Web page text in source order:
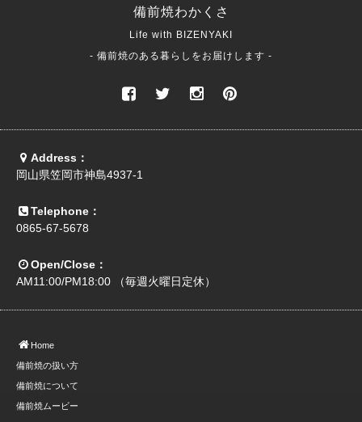
備前焼わかくさ
Life with BIZENYAKI
- 備前焼のある暮らしをお届けします -
Address：
岡山県笠岡市神島4937-1
Telephone：
0865-67-5678
Open/Close：
AM11:00/PM18:00 （毎週火曜日定休）
Home
備前焼の扱い方
備前焼について
備前焼ムービー